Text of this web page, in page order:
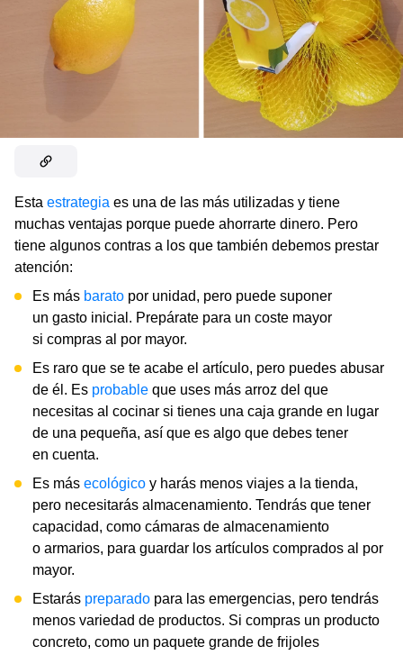
Esta estrategia es una de las más utilizadas y tiene
muchas ventajas porque puede ahorrarte dinero. Pero
tiene algunos contras a los que también debemos prestar
atención:
Es más barato por unidad, pero puede suponer
un gasto inicial. Prepárate para un coste mayor
si compras al por mayor.
Es raro que se te acabe el artículo, pero puedes abusar
de él. Es probable que uses más arroz del que
necesitas al cocinar si tienes una caja grande en lugar
de una pequeña, así que es algo que debes tener
en cuenta.
Es más ecológico y harás menos viajes a la tienda,
pero necesitarás almacenamiento. Tendrás que tener
capacidad, como cámaras de almacenamiento
o armarios, para guardar los artículos comprados al por
mayor.
Estarás preparado para las emergencias, pero tendrás
menos variedad de productos. Si compras un producto
concreto, como un paquete grande de frijoles